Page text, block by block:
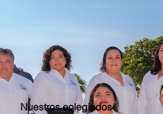
Nuestros colegiados